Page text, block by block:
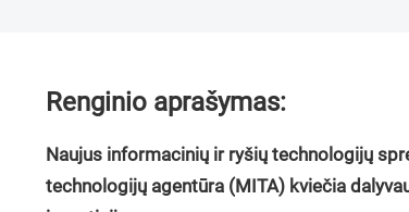
Renginio aprašymas:
Naujus informacinių ir ryšių technologijų
technologijų agentūra (MITA) kviečia